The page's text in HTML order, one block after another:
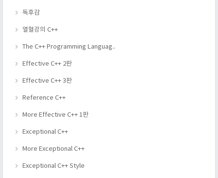
독후감
열혈강의 C++
The C++ Programming Languag..
Effective C++ 2판
Effective C++ 3판
Reference C++
More Effective C++ 1판
Exceptional C++
More Exceptional C++
Exceptional C++ Style